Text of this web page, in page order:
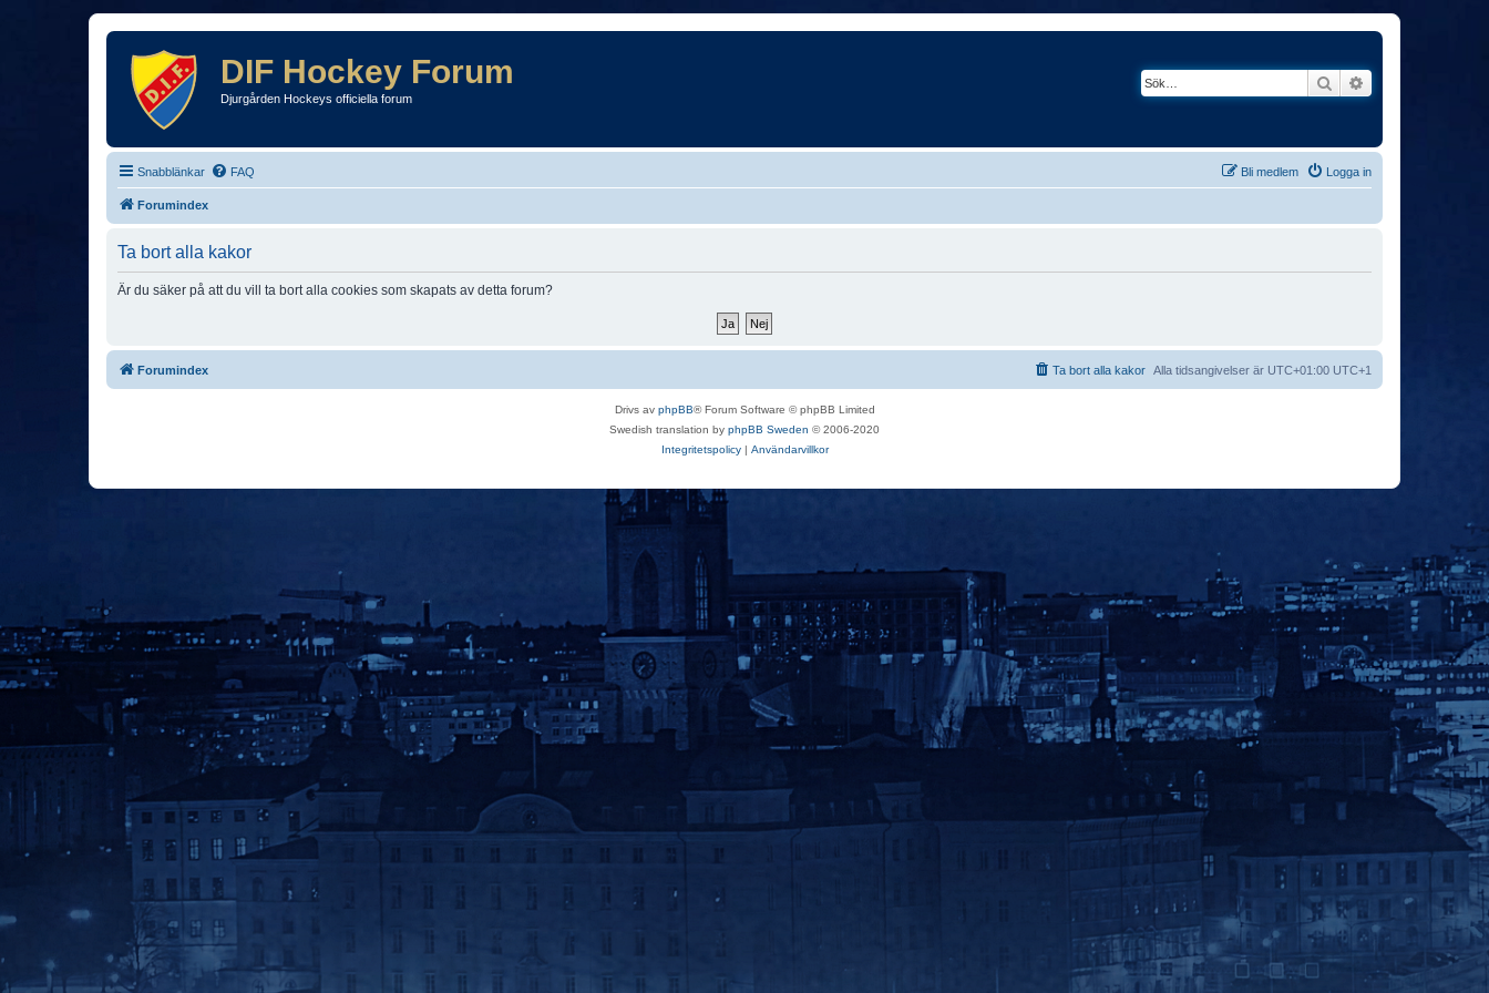
DIF Hockey Forum
Djurgården Hockeys officiella forum
Sök
Snabblänkar FAQ Logga in
Bli medlem
Forumindex
Ta bort alla kakor
Är du säker på att du vill ta bort alla cookies som skapats av detta forum?
Forumindex Alla tidsangivelser är UTC+01:00 UTC+1
Ta bort alla kakor
Drivs av phpBB® Forum Software © phpBB Limited
Swedish translation by phpBB Sweden © 2006-2020
Integritetspolicy| Användarvillkor